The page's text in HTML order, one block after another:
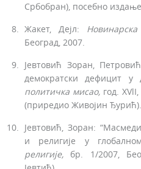
Србобран), посебно
Жакет, Дејл:
Београд, 2007.
Јевтовић Зоран,
демократски дефицит у
политичка мисао, год.
(приредио Живојин Ђурић).
Јевтовић, Зоран:
и религије у
религије, бр. 1/2007,